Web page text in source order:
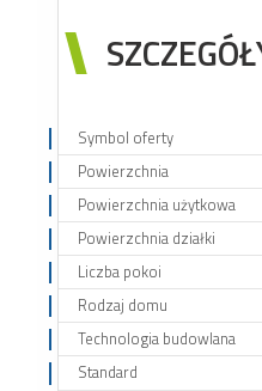
Symbol oferty
Powierzchnia
Powierzchnia użytkowa
Powierzchnia działki
Liczba pokoi
Rodzaj domu
Technologia budowlana
Standard